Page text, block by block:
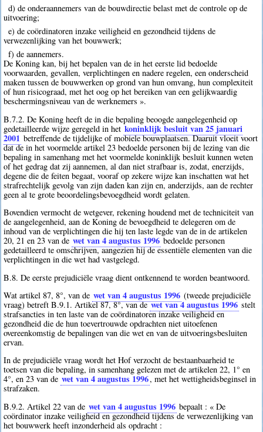
d) de onderaannemers van de bouwdirectie belast met de controle op de
uitvoering;
e) de coördinatoren inzake veiligheid en gezondheid tijdens de
verwezenlijking van het bouwwerk;
f) de aannemers.
De Koning kan, bij het bepalen van de in het eerste lid bedoelde
voorwaarden, gevallen, verplichtingen en nadere regelen, een onderscheid
maken tussen de bouwwerken op grond van hun omvang, hun complexiteit
of hun risicograad, met het oog op het bereiken van een gelijkwaardig
beschermingsniveau van de werknemers ».
B.7.2. De Koning heeft de in die bepaling beoogde aangelegenheid op
gedetailleerde wijze geregeld in het koninklijk besluit van 25 januari
2001 betreffende de tijdelijke of mobiele bouwplaatsen. Daaruit vloeit voort
dat de in het voormelde artikel 23 bedoelde personen bij de lezing van die
bepaling in samenhang met het voormelde koninklijk besluit kunnen weten
of het gedrag dat zij aannemen, al dan niet strafbaar is, zodat, enerzijds,
degene die de feiten begaat, vooraf op zekere wijze kan inschatten wat het
strafrechtelijk gevolg van zijn daden kan zijn en, anderzijds, aan de rechter
geen al te grote beoordelingsbevoegdheid wordt gelaten.
Bovendien vermocht de wetgever, rekening houdend met de techniciteit van
de aangelegenheid, aan de Koning de bevoegdheid te delegeren om de
inhoud van de verplichtingen die hij ten laste legde van de in de artikelen
20, 21 en 23 van de wet van 4 augustus 1996 bedoelde personen
gedetailleerd te omschrijven, aangezien hij de essentiële elementen van die
verplichtingen in die wet had vastgelegd.
B.8. De eerste prejudiciële vraag dient ontkennend te worden beantwoord.
Wat artikel 87, 8°, van de wet van 4 augustus 1996 (tweede prejudiciële
vraag) betreft B.9.1. Artikel 87, 8°, van dewet van 4 augustus 1996 stelt
strafsancties in ten laste van de coördinatoren inzake veiligheid en
gezondheid die de hun toevertrouwde opdrachten niet uitoefenen
overeenkomstig de bepalingen van die wet en van de uitvoeringsbesluiten
ervan.
In de prejudiciële vraag wordt het Hof verzocht de bestaanbaarheid te
toetsen van die bepaling, in samenhang gelezen met de artikelen 22, 1° en
4°, en 23 van de wet van 4 augustus 1996, met het wettigheidsbeginsel in
strafzaken.
B.9.2. Artikel 22 van de wet van 4 augustus 1996 bepaalt : « De
coördinator inzake veiligheid en gezondheid tijdens de verwezenlijking van
het bouwwerk heeft inzonderheid als opdracht :